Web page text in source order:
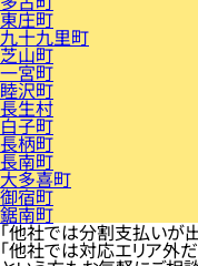
東庄町
九十九里町
芝山町
一宮町
睦沢町
長生村
白子町
長柄町
長南町
大多喜町
御宿町
鋸南町
「他社では分割支払いが
「他社では対応エリア外だ